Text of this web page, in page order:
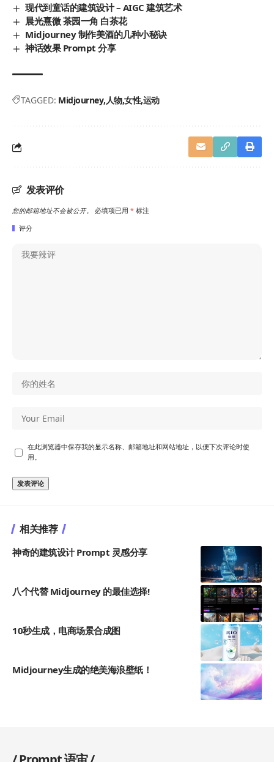
现代到童话的建筑设计 – AIGC 建筑艺术
晨光熹微 茶园一角 白茶花
Midjourney 制作美酒的几种小秘诀
神话效果 Prompt 分享
TAGGED: Midjourney 人物女性 运动
发表评价
您的邮箱地址不会被公开。 必填项已用 * 标注
评分
在此浏览器中保存我的显示名称、邮箱地址和网站地址，以便下次评论时使
用。
相关推荐
神奇的建筑设计 Prompt 灵感分享
八个代替 Midjourney 的最佳选择!
10秒生成，电商场景合成图
Midjourney生成的绝美海浪壁纸！